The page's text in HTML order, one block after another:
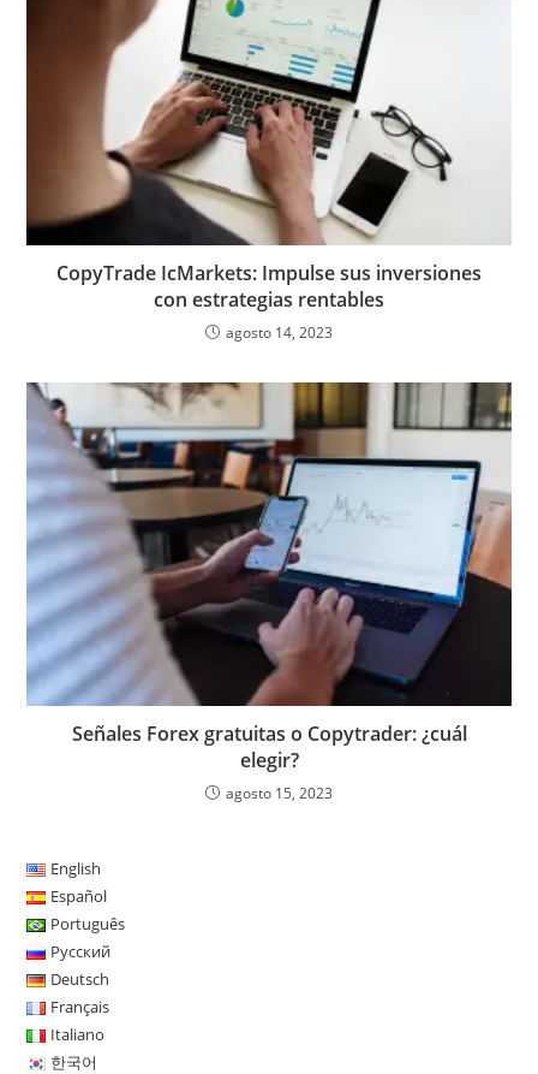
CopyTrade IcMarkets: Impulse sus inversiones
con estrategias rentables
agosto 14, 2023
Señales Forex gratuitas o Copytrader: ¿cuál
elegir?
agosto 15, 2023
English
Español
Português
Русский
Deutsch
Français
Italiano
한국어